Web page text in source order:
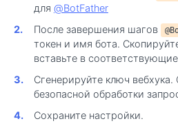
для @BotFather
После завершения шагов
токен и имя бота.
вставьте в
Сгенерируйте ключ
безопасной обработки
Сохраните настройки.